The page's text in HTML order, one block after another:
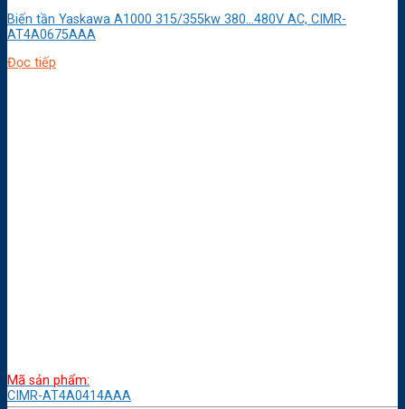
Biến tần Yaskawa A1000 315/355kw 380…480V AC, CIMR-
AT4A0675AAA
Đọc tiếp
Mã sản phẩm:
CIMR-AT4A0414AAA